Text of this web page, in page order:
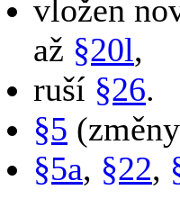
vložen
až §20l,
ruší §26.
§5
§5a, §22,